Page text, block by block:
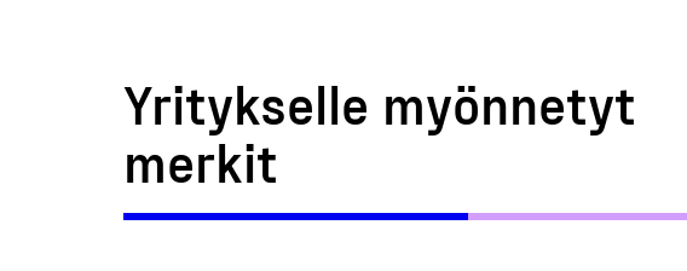
Yritykselle myönnetyt
merkit